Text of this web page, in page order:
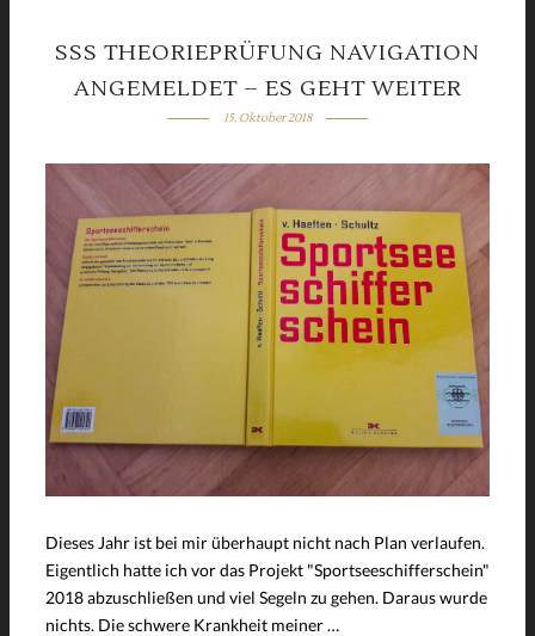
SSS THEORIEPRÜFUNG NAVIGATION
ANGEMELDET – ES GEHT WEITER
15. Oktober 2018
Dieses Jahr ist bei mir überhaupt nicht nach Plan verlaufen.
Eigentlich hatte ich vor das Projekt "Sportseeschifferschein"
2018 abzuschließen und viel Segeln zu gehen. Daraus wurde
nichts. Die schwere Krankheit meiner …